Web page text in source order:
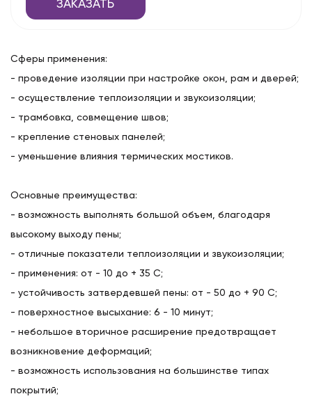
ЗАКАЗАТЬ
Сферы применения:
- проведение изоляции при настройке окон, рам и дверей;
- осуществление теплоизоляции и звукоизоляции;
- трамбовка, совмещение швов;
- крепление стеновых панелей;
- уменьшение влияния термических мостиков.
Основные преимущества:
- возможность выполнять большой объем, благодаря
высокому выходу пены;
- отличные показатели теплоизоляции и звукоизоляции;
- применения: от - 10 до + 35 C;
- устойчивость затвердевшей пены: от - 50 до + 90 C;
- поверхностное высыхание: 6 - 10 минут;
- небольшое вторичное расширение предотвращает
возникновение деформаций;
- возможность использования на большинстве типах
покрытий;